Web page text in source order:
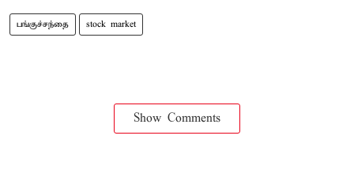
பங்குச்சந்தை stock market
Show Comments